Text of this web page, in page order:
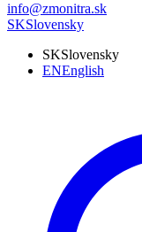
info@zmonitra.sk
SKSlovensky
SKSlovensky
ENEnglish